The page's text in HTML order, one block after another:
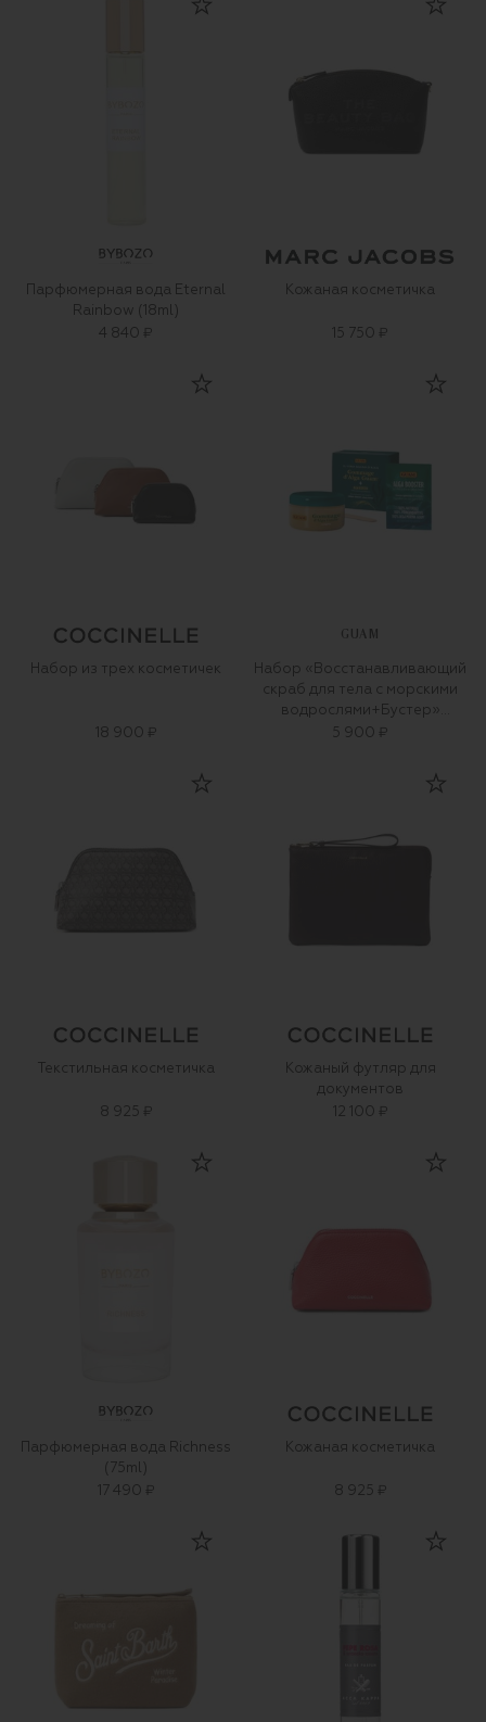
Парфюмерная вода Eternal
Rainbow (18ml)
4 840 ₽
Кожаная косметичка
15 750 ₽
Набор из трех косметичек
18 900 ₽
GUAM
Набор «Восстанавливающий
скраб для тела с морскими
водрослями+Бустер»
(250ml+15g)
5 900 ₽
Текстильная косметичка
8 925 ₽
Кожаный футляр для
документов
12 100 ₽
Парфюмерная вода Richness
(75ml)
17 490 ₽
Кожаная косметичка
8 925 ₽